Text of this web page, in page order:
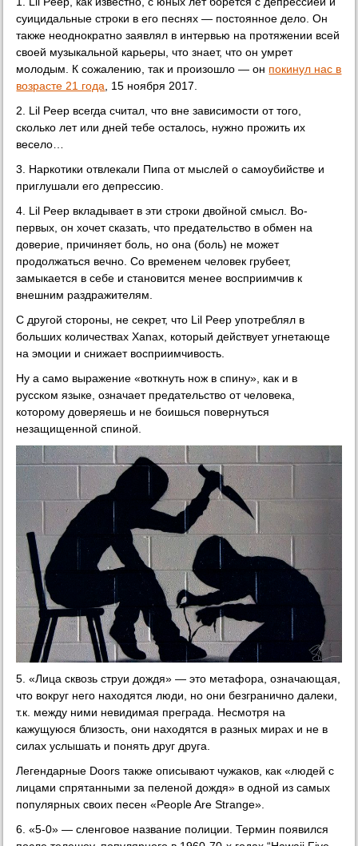
суицидальные строки в его песнях — постоянное дело. Он
также неоднократно заявлял в интервью на протяжении всей
своей музыкальной карьеры, что знает, что он умрет
молодым. К сожалению, так и произошло — он покинул нас в
возрасте 21 года , 15 ноября 2017.
2. Lil Peep всегда считал, что вне зависимости от того,
сколько лет или дней тебе осталось, нужно прожить их
весело…
3. Наркотики отвлекали Пипа от мыслей о самоубийстве и
приглушали его депрессию.
4. Lil Peep вкладывает в эти строки двойной смысл. Во-
первых, он хочет сказать, что предательство в обмен на
доверие, причиняет боль, но она (боль) не может
продолжаться вечно. Со временем человек грубеет,
замыкается в себе и становится менее восприимчив к
внешним раздражителям.
С другой стороны, не секрет, что Lil Peep употреблял в
больших количествах Xanax, который действует угнетающе
на эмоции и снижает восприимчивость.
Ну а само выражение «воткнуть нож в спину», как и в
русском языке, означает предательство от человека,
которому доверяешь и не боишься повернуться
незащищенной спиной.
5. «Лица сквозь струи дождя» — это метафора, означающая,
что вокруг него находятся люди, но они безгранично далеки,
т.к. между ними невидимая преграда. Несмотря на
кажущуюся близость, они находятся в разных мирах и не в
силах услышать и понять друг друга.
Легендарные Doors также описывают чужаков, как «людей с
лицами спрятанными за пеленой дождя» в одной из самых
популярных своих песен «People Are Strange».
6. «5-0» — сленговое название полиции. Термин появился